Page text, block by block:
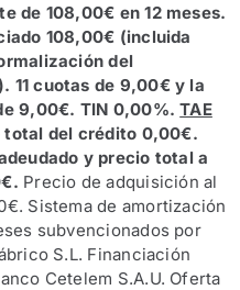
de 108,00€ en 12 meses.
108,00€ (incluida
del
11 cuotas de 9,00€ y la
9,00€. TIN 0,00%.TAE
total del crédito 0,00€.
y precio total a
Precio de adquisición al
Sistema de amortización
subvencionados por
S.L. Financiación
Cetelem S.A.U. Oferta